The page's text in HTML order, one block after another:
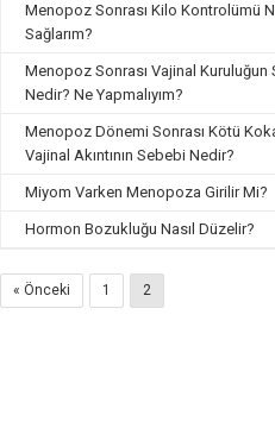
Menopoz Sonrası Kilo Kontrolümü
Sağlarım?
Menopoz Sonrası Vajinal Kuruluğun
Nedir? Ne Yapmalıyım?
Menopoz Dönemi Sonrası Kötü
Vajinal Akıntının Sebebi Nedir?
Miyom Varken Menopoza Girilir Mi?
Hormon Bozukluğu Nasıl Düzelir?
« Önceki 1 2